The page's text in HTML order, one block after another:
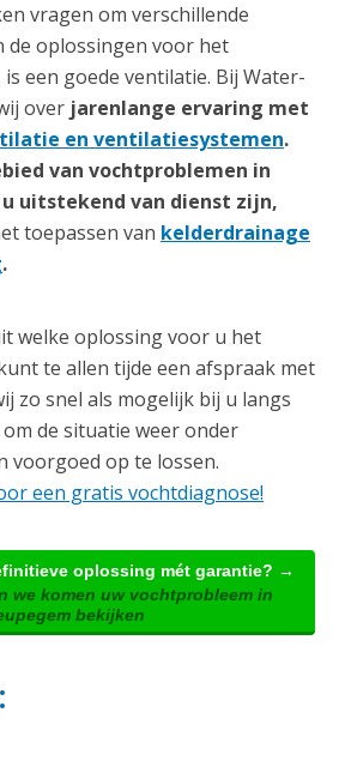
vragen om verschillende
de oplossingen voor het
een goede ventilatie. Bij Water-
over jarenlange ervaring met
en ventilatiesystemen.
van vochtproblemen in
uitstekend van dienst zijn,
toepassen van kelderdrainage
.
welke oplossing voor u het
te allen tijde een afspraak met
zo snel als mogelijk bij u langs
de situatie weer onder
voorgoed op te lossen.
een gratis vochtdiagnose!
oplossing mét garantie? →
we komen uw vochtprobleem in
bekijken